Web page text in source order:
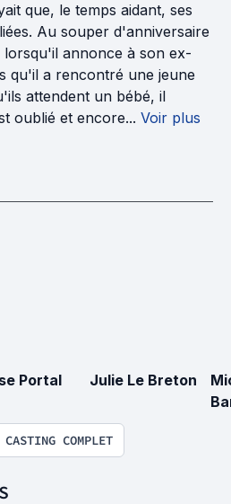
que, le temps aidant, ses
Au souper d'anniversaire
lorsqu'il annonce à son ex-
qu'il a rencontré une jeune
attendent un bébé, il
oublié et encore... Voir plus
Portal Julie Le Breton
COMPLET